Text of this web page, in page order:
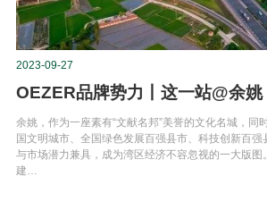
2023-09-27
OEZER品牌势力丨这一站@余姚
余姚，作为一座素有“文献名邦”美誉的文化名城，同
国文明城市、全国绿色发展百强县市、科技创新百
与市场潜力兼具，成为湾区经济不容忽视的一大版图
建…